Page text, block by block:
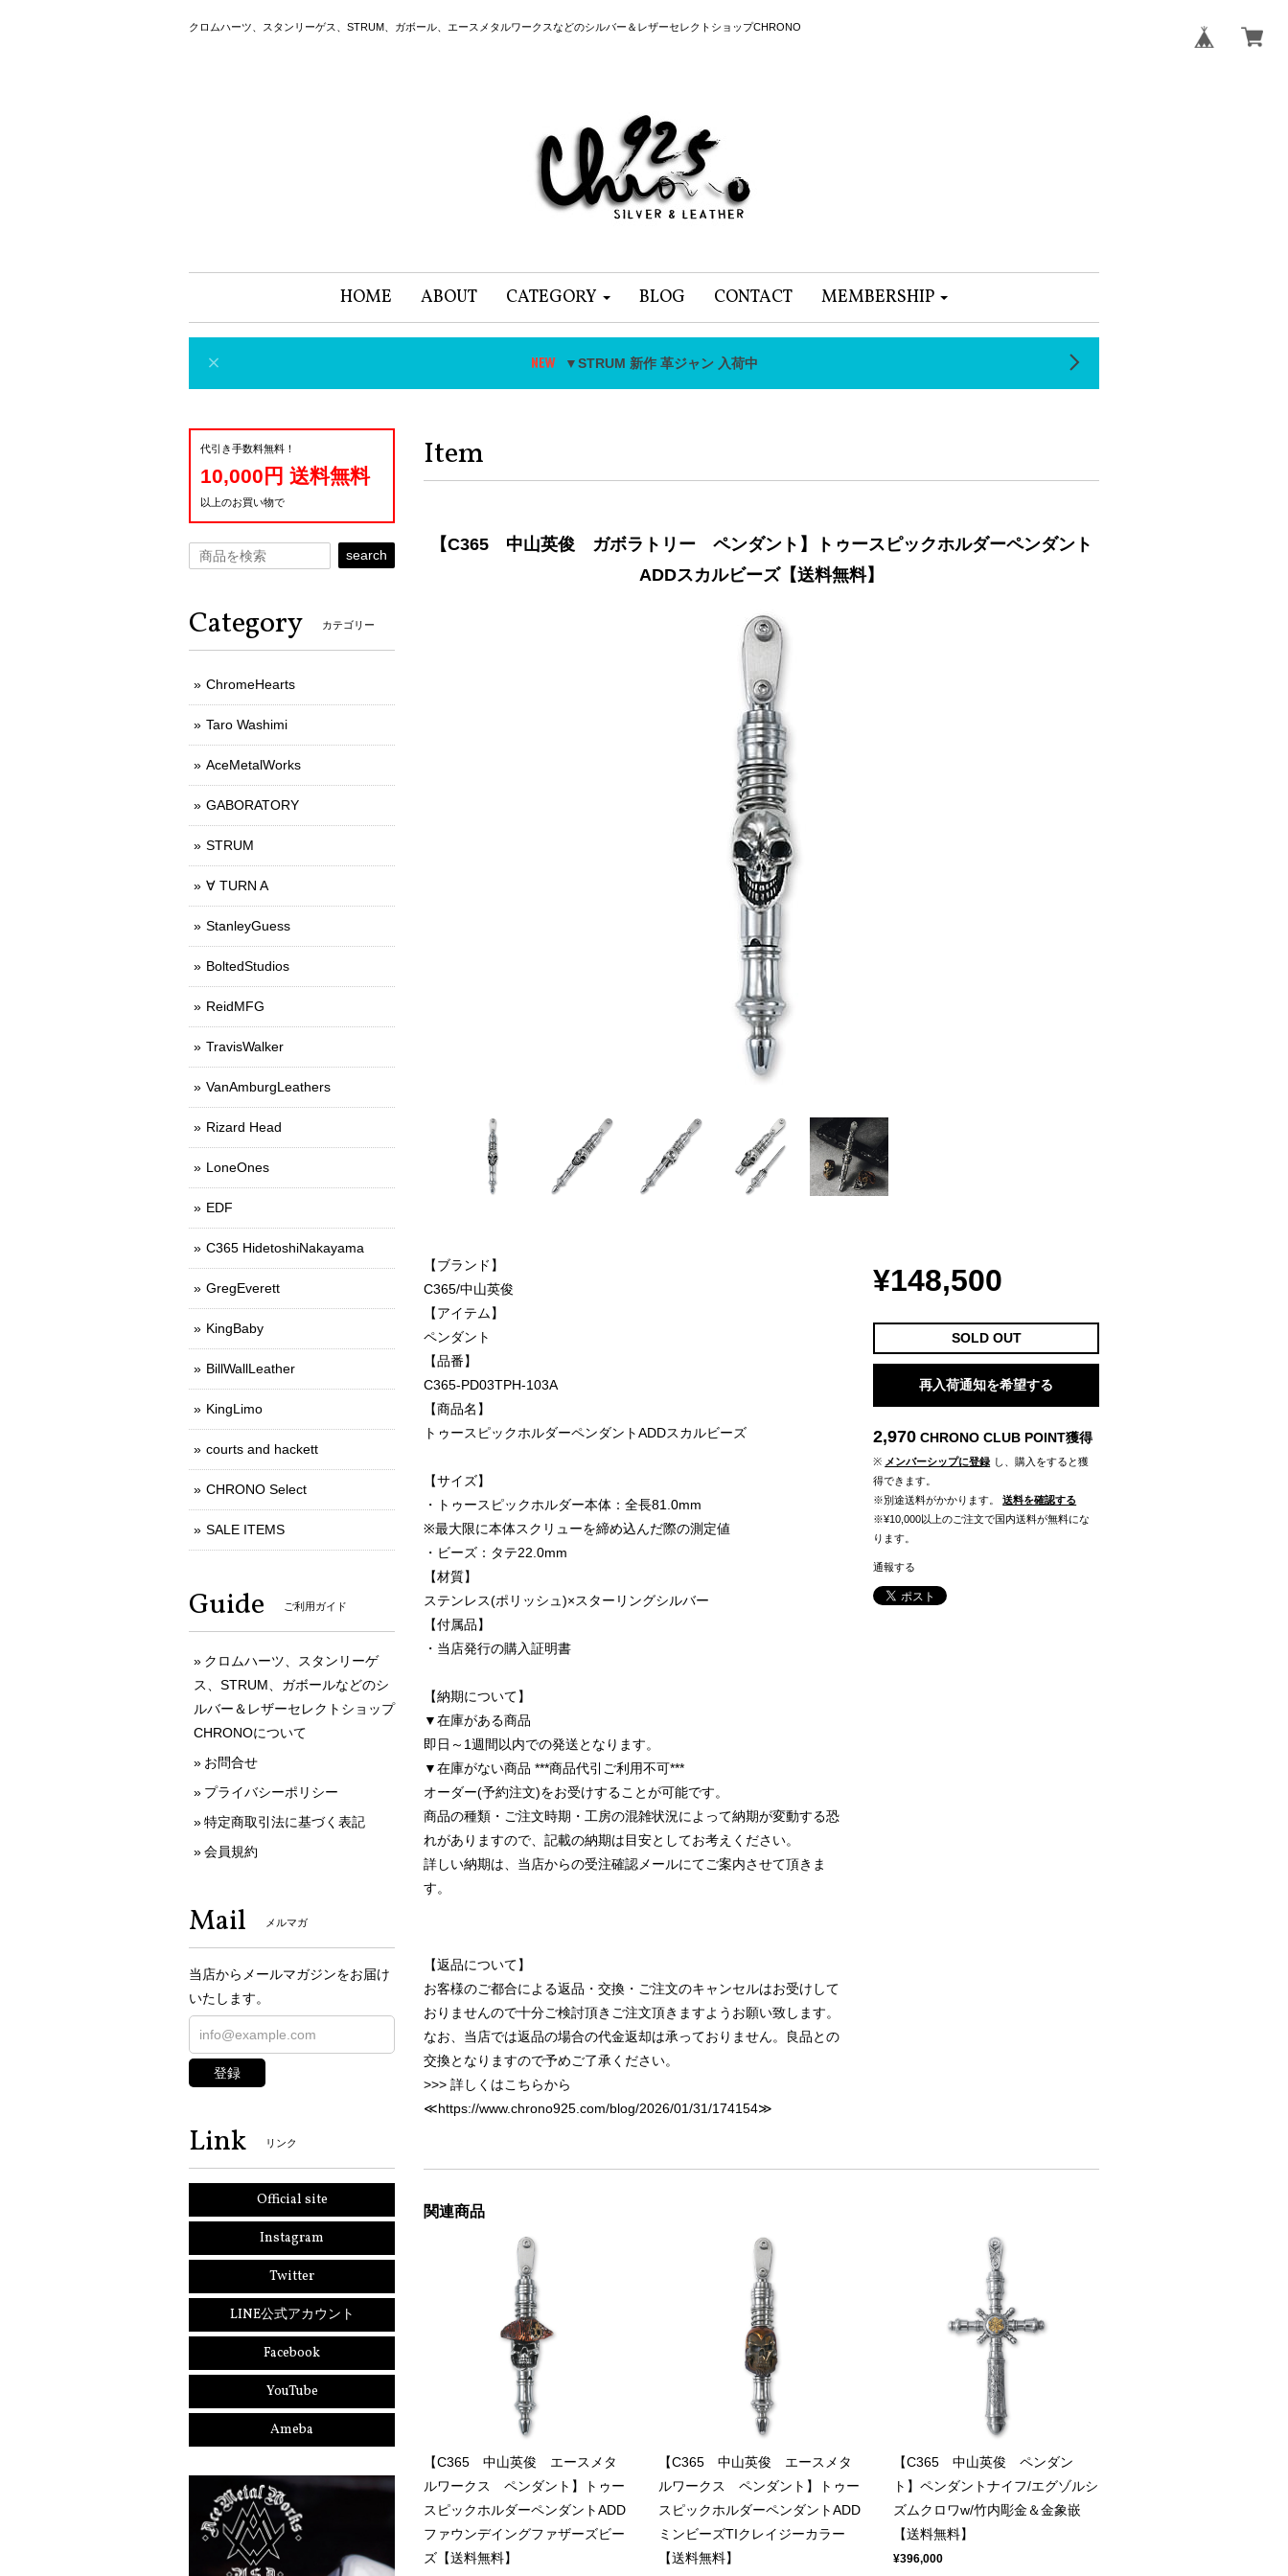
クロムハーツ、スタンリーゲス、STRUM、ガボール、エースメタルワークスなどのシルバー＆レザーセレクトショップCHRONO
HOME ABOUT CATEGORY BLOG CONTACT MEMBERSHIP
▼STRUM 新作 革ジャン 入荷中
Item
【C365 中山英俊 ガボラトリー ペンダント】トゥースピックホルダーペンダント
ADDスカルビーズ【送料無料】
【ブランド】
C365/中山英俊
【アイテム】
ペンダント
【品番】
C365-PD03TPH-103A
【商品名】
トゥースピックホルダーペンダントADDスカルビーズ
【サイズ】
・トゥースピックホルダー本体：全長81.0mm
※最大限に本体スクリューを締め込んだ際の測定値
・ビーズ：タテ22.0mm
【材質】
ステンレス(ポリッシュ)×スターリングシルバー
【付属品】
・当店発行の購入証明書
【納期について】
▼在庫がある商品
即日～1週間以内での発送となります。
▼在庫がない商品 ***商品代引ご利用不可***
オーダー(予約注文)をお受けすることが可能です。
商品の種類・ご注文時期・工房の混雑状況によって納期が変動する恐
れがありますので、記載の納期は目安としてお考えください。
詳しい納期は、当店からの受注確認メールにてご案内させて頂きま
す。
【返品について】
お客様のご都合による返品・交換・ご注文のキャンセルはお受けして
おりませんので十分ご検討頂きご注文頂きますようお願い致します。
なお、当店では返品の場合の代金返却は承っておりません。良品との
交換となりますので予めご了承ください。
>>> 詳しくはこちらから
≪https://www.chrono925.com/blog/2026/01/31/174154≫
¥148,500
SOLD OUT
再入荷通知を希望する
2,970 CHRONO CLUB POINT獲得
※ メンバーシップに登録 し、購入をすると獲
得できます。
※別途送料がかかります。
送料を確認する
※¥10,000以上のご注文で国内送料が無料にな
ります。
通報する
関連商品
【C365 中山英俊 エースメタ
ルワークス ペンダント】トゥー
スピックホルダーペンダントADD
ファウンデイングファザーズビー
ズ【送料無料】
【C365 中山英俊 エースメタ
ルワークス ペンダント】トゥー
スピックホルダーペンダントADD
ミンビーズTIクレイジーカラー
【送料無料】
【C365 中山英俊 ペンダン
ト】ペンダントナイフ/エグゾルシ
ズムクロワw/竹内彫金＆金象嵌
【送料無料】
¥396,000
代引き手数料無料！
10,000円 送料無料
以上のお買い物で
search
Category カテゴリー
ChromeHearts
Taro Washimi
AceMetalWorks
GABORATORY
STRUM
∀ TURN A
StanleyGuess
BoltedStudios
ReidMFG
TravisWalker
VanAmburgLeathers
Rizard Head
LoneOnes
EDF
C365 HidetoshiNakayama
GregEverett
KingBaby
BillWallLeather
KingLimo
courts and hackett
CHRONO Select
SALE ITEMS
Guide ご利用ガイド
クロムハーツ、スタンリーゲ
ス、STRUM、ガボールなどのシ
ルバー＆レザーセレクトショップ
CHRONOについて
お問合せ
プライバシーポリシー
特定商取引法に基づく表記
会員規約
Mail メルマガ
当店からメールマガジンをお届け
いたします。
登録
Link リンク
Official site
Instagram
Twitter
LINE公式アカウント
Facebook
YouTube
Ameba